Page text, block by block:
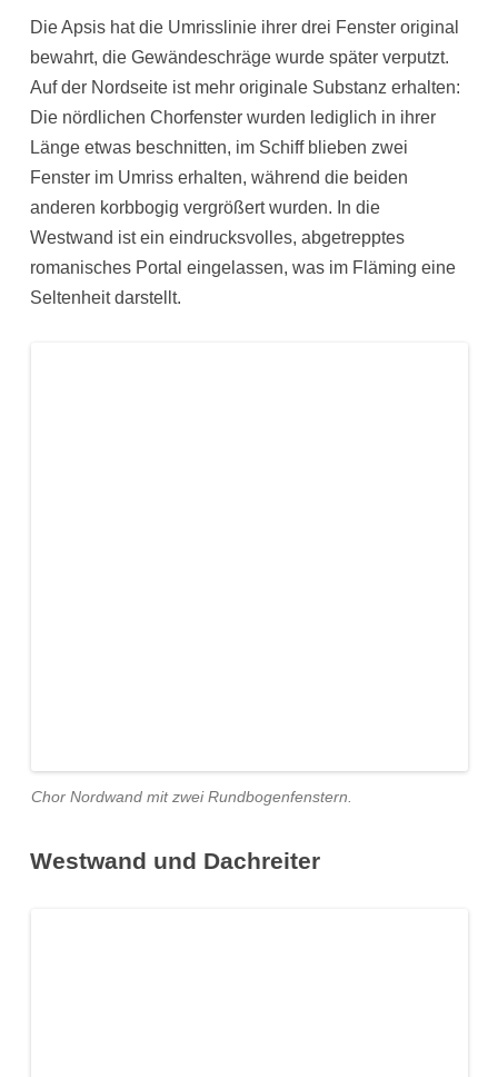
Die Apsis hat die Umrisslinie ihrer drei Fenster original
bewahrt, die Gewändeschräge wurde später verputzt.
Auf der Nordseite ist mehr originale Substanz erhalten:
Die nördlichen Chorfenster wurden lediglich in ihrer
Länge etwas beschnitten, im Schiff blieben zwei
Fenster im Umriss erhalten, während die beiden
anderen korbbogig vergrößert wurden. In die
Westwand ist ein eindrucksvolles, abgetrepptes
romanisches Portal eingelassen, was im Fläming eine
Seltenheit darstellt.
Chor Nordwand mit zwei Rundbogenfenstern.
Westwand und Dachreiter